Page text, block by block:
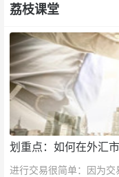
荔枝课堂
划重点：如何在外汇
进行交易很简单：因为